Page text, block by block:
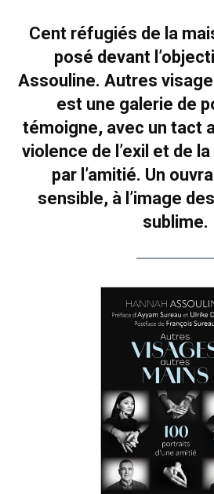
Cent réfugiés de la
posé devant
Assouline. Autres
est une galerie de
témoigne, avec un tact
violence de l’exil et de
par l’amitié. Un
sensible, à l’image
sublime.